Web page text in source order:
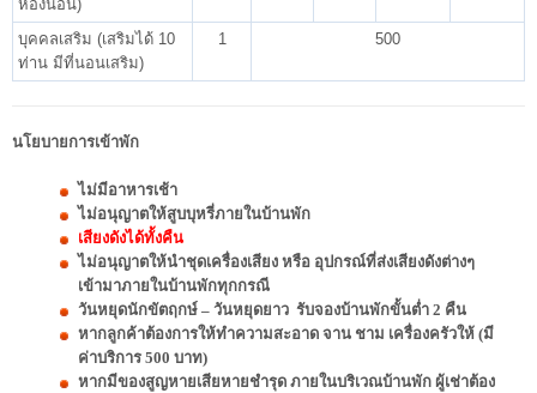
ห้องนอน)
บุคคลเสริม (เสริมได้ 10
ท่าน มีที่นอนเสริม)
1 500
นโยบายการเข้าพัก
ไม่มีอาหารเช้า
ไม่อนุญาตให้สูบบุหรี่ภายในบ้านพัก
เสียงดังได้ทั้งคืน
ไม่อนุญาตให้นำชุดเครื่องเสียง หรือ อุปกรณ์ที่ส่งเสียงดังต่างๆ
เข้ามาภายในบ้านพักทุกกรณี
วันหยุดนักขัตฤกษ์ – วันหยุดยาว รับจองบ้านพักขั้นต่ำ 2 คืน
หากลูกค้าต้องการให้ทำความสะอาด จาน ชาม เครื่องครัวให้ (มี
ค่าบริการ 500 บาท)
หากมีของสูญหายเสียหายชำรุด ภายในบริเวณบ้านพัก ผู้เช่าต้อง